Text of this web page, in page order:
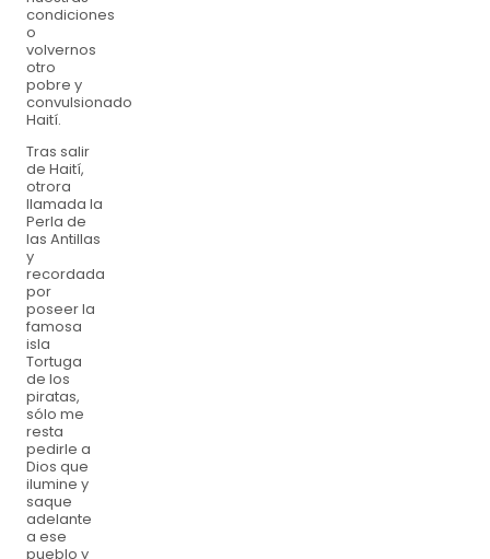
condiciones
o
volvernos
otro
pobre y
convulsionado
Haití.
Tras salir
de Haití,
otrora
llamada la
Perla de
las Antillas
y
recordada
por
poseer la
famosa
isla
Tortuga
de los
piratas,
sólo me
resta
pedirle a
Dios que
ilumine y
saque
adelante
a ese
pueblo y